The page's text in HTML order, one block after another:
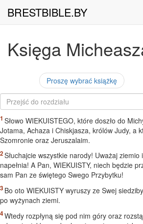
BRESTBIBLE.BY
Księga
Proszę wybrać książkę
Słowo WIEKUISTEGO, które doszło do
Jotama, Achaza i Chiskjasza, królów Judy, a
Szomronie oraz Jeruszalaim.
Słuchajcie wszystkie narody! Uważaj ziemio
napełnia! A Pan, WIEKUISTY, niech będzie
sam Pan ze świętego Swego Przybytku!
Bo oto WIEKUISTY wyruszy ze Swej
po wyżynach ziemi.
Wtedy rozpłyną się pod nim góry oraz